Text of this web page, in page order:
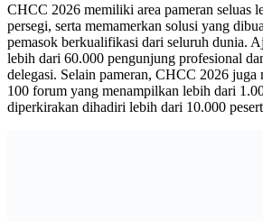
CHCC 2026 memiliki area pameran seluas
persegi, serta memamerkan solusi yang
pemasok berkualifikasi dari seluruh dunia.
lebih dari 60.000 pengunjung profesional
delegasi. Selain pameran, CHCC 2026 juga
100 forum yang menampilkan lebih dari
diperkirakan dihadiri lebih dari 10.000